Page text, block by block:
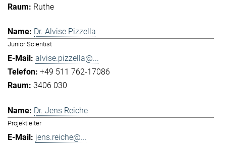
Ruthe
Dr. Alvise Pizzella
Junior Scientist
alvise.pizzella@...
+49 511 762-17086
3406 030
Dr. Jens Reiche
Projektleiter
jens.reiche@...